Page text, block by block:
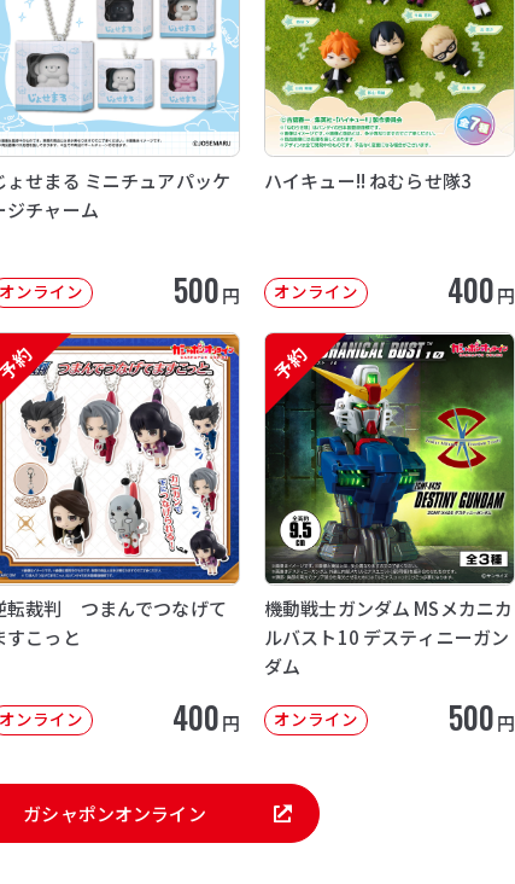
ょせまる ミニチュアパッケ
ジチャーム
オンライン 500円
ハイキュー!! ねむらせ隊3
オンライン 400円
予約
転裁判 つまんでつなげて
すこっと
オンライン 400円
予約
機動戦士ガンダム MSメカニカ
ルバスト10 デスティニーガン
ダム
オンライン 500円
ガシャポンオンライン